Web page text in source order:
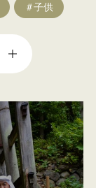
＃子供